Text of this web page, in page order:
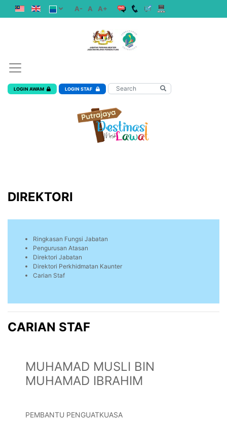
A- A A+
LOGIN AWAM LOGIN STAF
DIREKTORI
Ringkasan Fungsi Jabatan
Pengurusan Atasan
Direktori Jabatan
Direktori Perkhidmatan Kaunter
Carian Staf
CARIAN STAF
MUHAMAD MUSLI BIN
MUHAMAD IBRAHIM
PEMBANTU PENGUATKUASA